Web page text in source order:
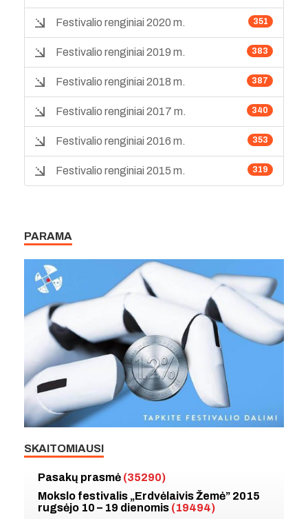
351
Festivalio renginiai 2020 m.
383
Festivalio renginiai 2019 m.
387
Festivalio renginiai 2018 m.
340
Festivalio renginiai 2017 m.
353
Festivalio renginiai 2016 m.
319
Festivalio renginiai 2015 m.
PARAMA
SKAITOMIAUSI
Pasakų prasmė (35290)
Mokslo festivalis „Erdvėlaivis Žemė” 2015
rugsėjo 10 – 19 dienomis (19494)